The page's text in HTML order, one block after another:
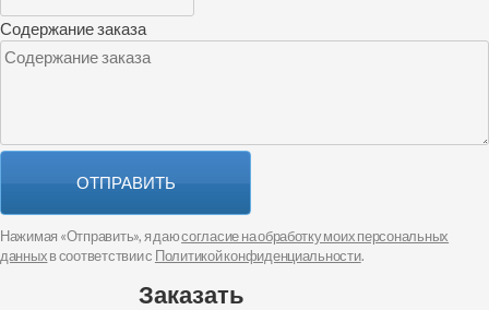
Содержание заказа
ОТПРАВИТЬ
Нажимая «Отправить», я даюсогласие на обработку моих персональных
данныхв соответствии с Политикой конфиденциальности.
Заказать